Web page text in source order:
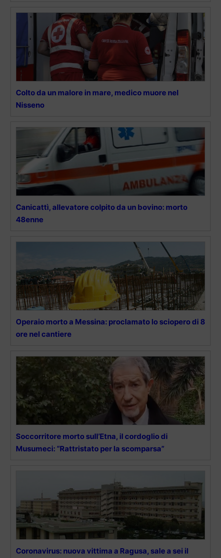
Colto da un malore in mare, medico muore nel
Nisseno
Canicattì, allevatore colpito da un bovino: morto
48enne
Operaio morto a Messina: proclamato lo sciopero di 8
ore nel cantiere
Soccorritore morto sull’Etna, il cordoglio di
Musumeci: “Rattristato per la scomparsa”
Coronavirus: nuova vittima a Ragusa, sale a sei il